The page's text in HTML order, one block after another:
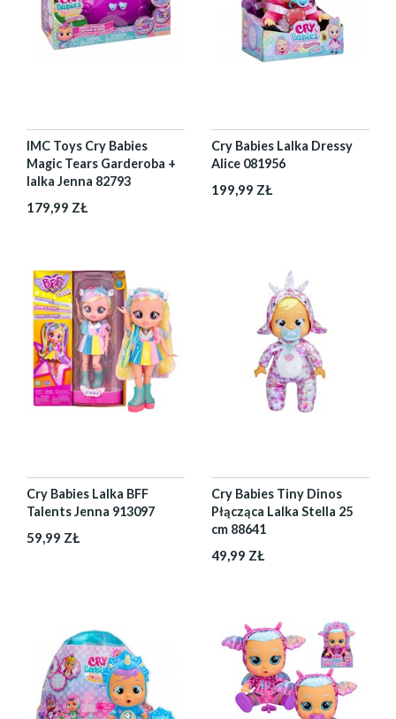
IMC Toys Cry Babies
Magic Tears Garderoba +
lalka Jenna 82793
179,99 ZŁ
Cry Babies Lalka Dressy
Alice 081956
199,99 ZŁ
Cry Babies Lalka BFF
Talents Jenna 913097
59,99 ZŁ
Cry Babies Tiny Dinos
Płącząca Lalka Stella 25
cm 88641
49,99 ZŁ